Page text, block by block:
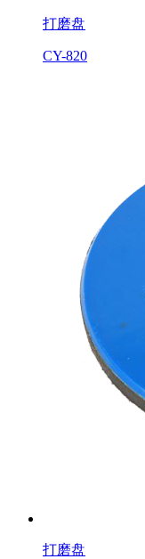
打磨盘
CY-820
打磨盘